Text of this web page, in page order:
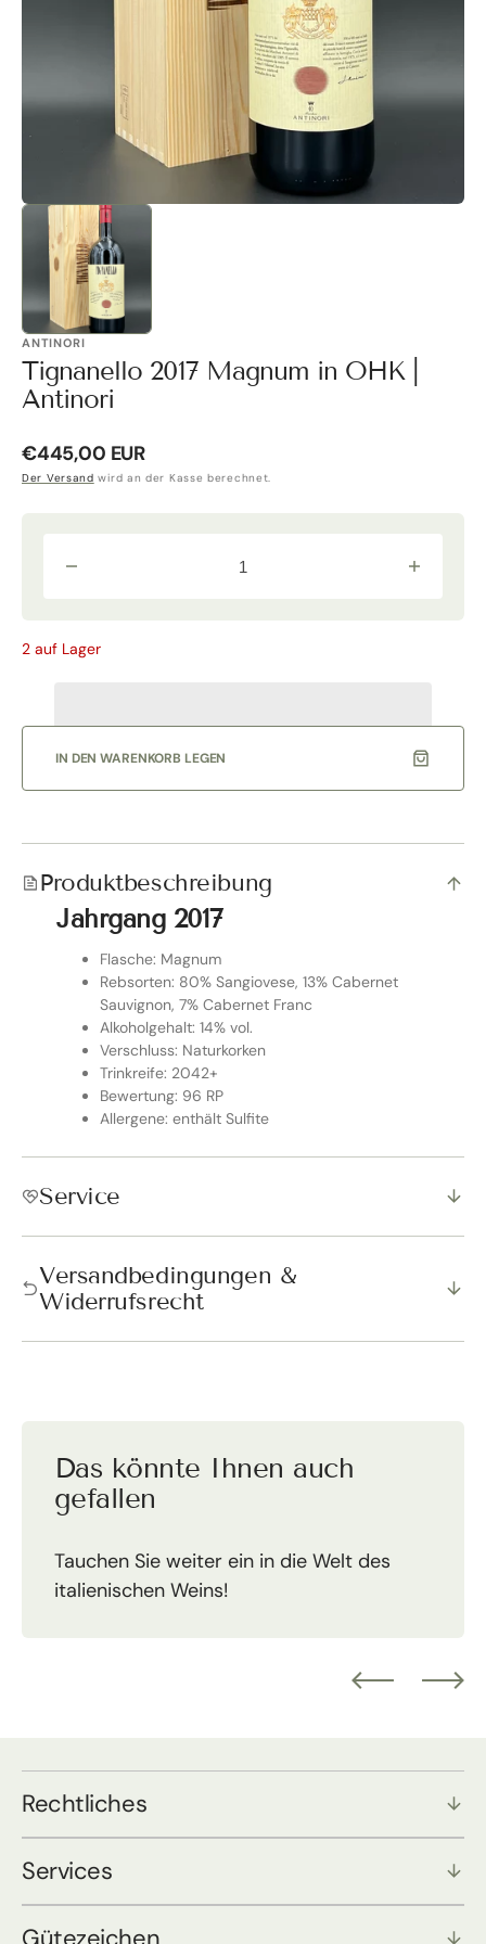
ANTINORI
Tignanello 2017 Magnum in OHK |
Antinori
Normaler
Preis
€445,00 EUR
Der Versand wird an der Kasse berechnet.
Verringere
2017
Erhöhe
2 auf Lager
IN DEN WARENKORB LEGEN
Produktbeschreibung
Jahrgang 2017
Flasche: Magnum
Rebsorten: 80% Sangiovese, 13% Cabernet
Sauvignon, 7% Cabernet Franc
Alkoholgehalt: 14% vol.
Verschluss: Naturkorken
Trinkreife: 2042+
Bewertung: 96 RP
Allergene: enthält Sulfite
Service
Versandbedingungen &
Widerrufsrecht
Galerieansicht
öffnen
Das könnte Ihnen auch
gefallen
Tauchen Sie weiter ein in die Welt des
italienischen Weins!
Rechtliches
Services